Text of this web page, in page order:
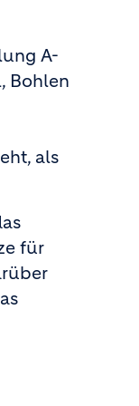
A-
Bohlen
als
für